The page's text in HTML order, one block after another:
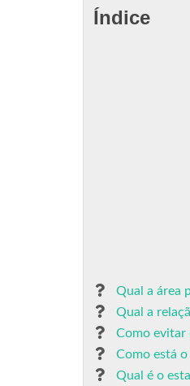
Índice
Qual a área
Qual a
Como evitar
Como está
Qual é o